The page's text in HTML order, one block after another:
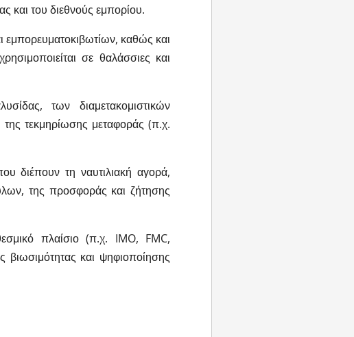
και του διεθνούς εμπορίου.
εμπορευματοκιβωτίων, καθώς και
σε θαλάσσιες και
των διαμετακομιστικών
τεκμηρίωσης μεταφοράς (π.χ.
διέπουν τη ναυτιλιακή αγορά,
της προσφοράς και ζήτησης
πλαίσιο (π.χ. IMO, FMC,
βιωσιμότητας και ψηφιοποίησης